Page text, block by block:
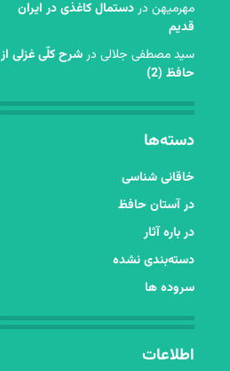
مهرمیهن دردستمال کاغذی در ایران
قدیم
سید مصطفی جلالی درشرح کلّی غزلی از
حافظ (2)
دسته‌ها
خاقانی شناسی
در آستان حافظ
در باره آثار
دسته‌بندی نشده
سروده ها
اطلاعات